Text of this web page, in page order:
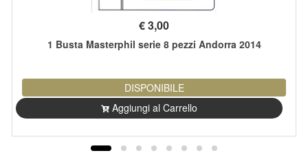
€3,00
1 Busta Masterphil serie 8 pezzi Andorra 2014
DISPONIBILE
Aggiungi al Carrello